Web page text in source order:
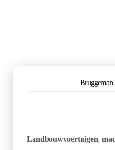
Bruggeman
Landbouwvoertuigen,